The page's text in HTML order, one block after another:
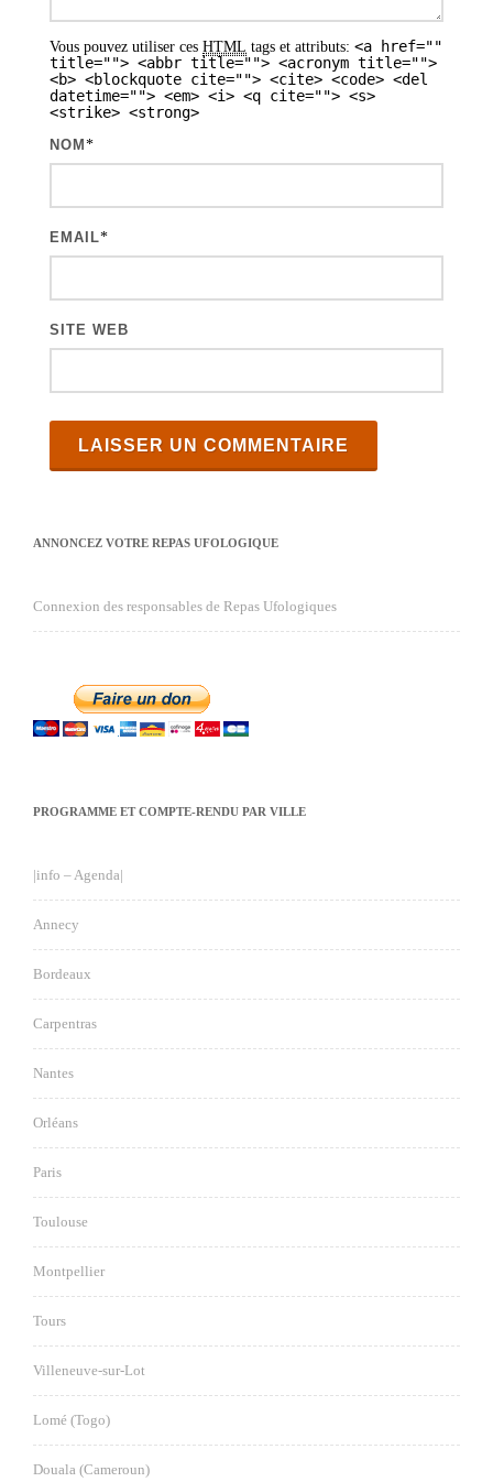
Vous pouvez utiliser ces HTML tags et attributs: <a href=""
title=""> <abbr title=""> <acronym title="">
<b> <blockquote cite=""> <cite> <code> <del
datetime=""> <em> <i> <q cite=""> <s>
<strike> <strong>
NOM *
EMAIL*
SITE WEB
ANNONCEZ VOTRE REPAS UFOLOGIQUE
Connexion des responsables de Repas Ufologiques
PROGRAMME ET COMPTE-RENDU PAR VILLE
|info – Agenda|
Annecy
Bordeaux
Carpentras
Nantes
Orléans
Paris
Toulouse
Montpellier
Tours
Villeneuve-sur-Lot
Lomé (Togo)
Douala (Cameroun)